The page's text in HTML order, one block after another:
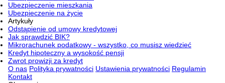
Ubezpieczenie mieszkania
Ubezpieczenie na życie
Artykuły
Odstąpienie od umowy kredytowej
Jak sprawdzić BIK?
Mikrorachunek podatkowy - wszystko, co musisz wiedzieć
Kredyt hipoteczny a wysokość pensji
Zwrot prowizji za kredyt
O nas Polityka prywatności Ustawienia prywatności Regulamin
Kontakt